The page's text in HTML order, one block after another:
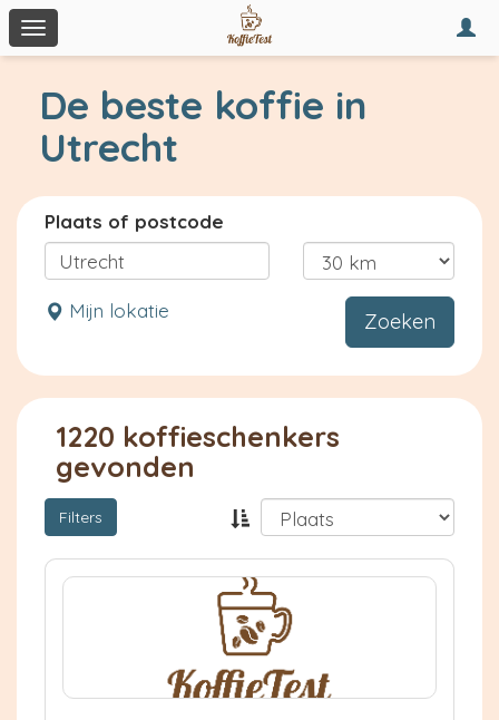
Toggle
navigation
De beste koffie in
Utrecht
Plaats of postcode
Mijn lokatie Zoeken
1220 koffieschenkers
gevonden
Filters